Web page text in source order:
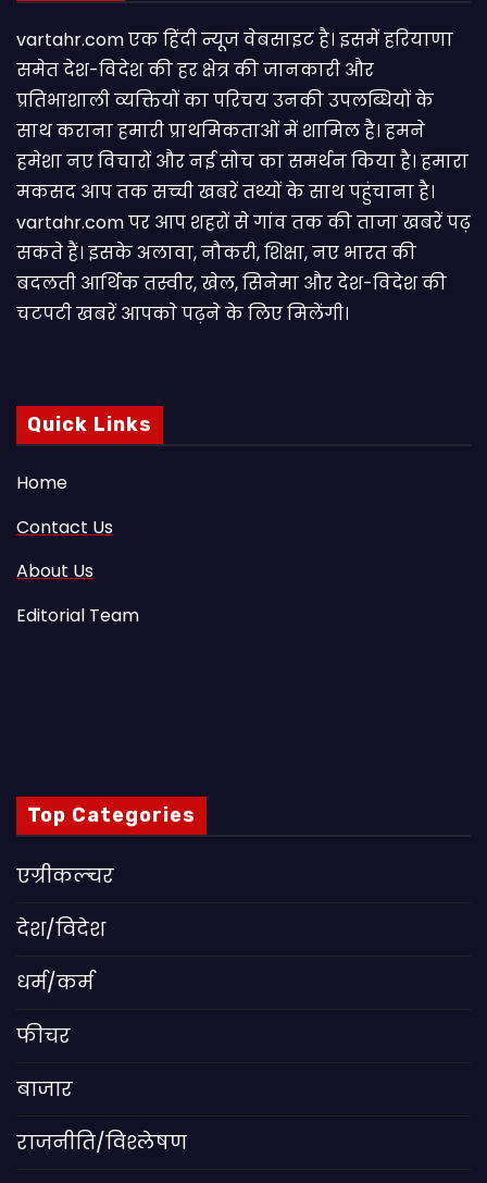
vartahr.com एक हिंदी न्यूज वेबसाइट है। इसमें हरियाणा
समेत देश-विदेश की हर क्षेत्र की जानकारी और
प्रतिभाशाली व्यक्तियों का परिचय उनकी उपलब्धियों के
साथ कराना हमारी प्राथमिकताओं में शामिल है। हमने
हमेशा नए विचारों और नई सोच का समर्थन किया है। हमारा
मकसद आप तक सच्ची खबरें तथ्यों के साथ पहुंचाना है।
vartahr.com पर आप शहरों से गांव तक की ताजा खबरें पढ़
सकते हैं। इसके अलावा, नौकरी, शिक्षा, नए भारत की
बदलती आर्थिक तस्वीर, खेल, सिनेमा और देश-विदेश की
चटपटी खबरें आपकाे पढ़ने के लिए मिलेंगी।
Quick Links
Home
Contact Us
About Us
Editorial Team
Top Categories
एग्रीकल्चर
देश/विदेश
धर्म/कर्म
फीचर
बाजार
राजनीति/विश्लेषण